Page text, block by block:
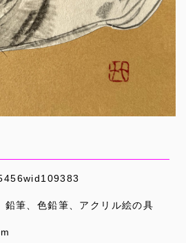
鉛筆、色鉛筆、アクリル絵の具